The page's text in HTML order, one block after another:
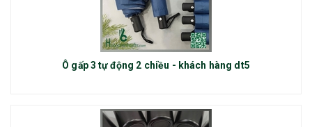
Ô gấp 3 tự động 2 chiều - khách hàng dt5